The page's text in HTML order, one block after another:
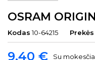
OSRAM
Kodas 10-64215
9,40 € Su